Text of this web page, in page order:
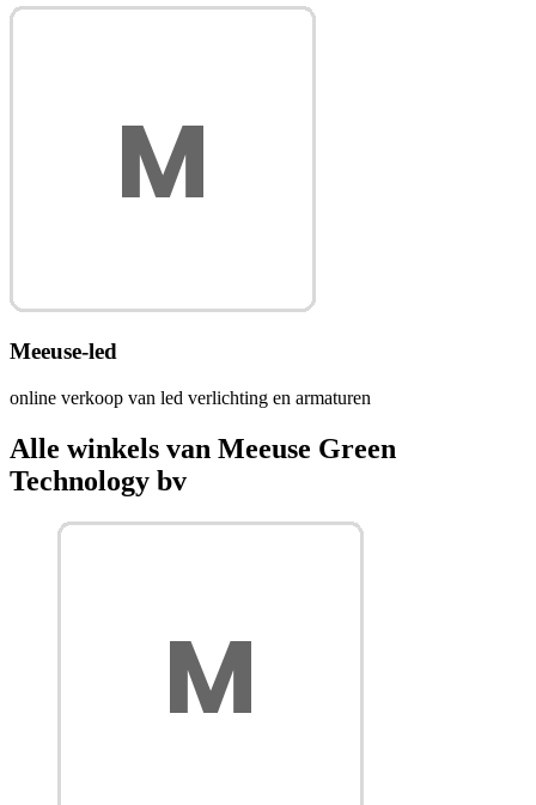
Meeuse-led
online verkoop van led verlichting en armaturen
Alle winkels van Meeuse Green
Technology bv